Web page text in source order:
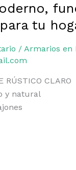
tu
/ Armarios en
RÚSTICO CLARO
y natural